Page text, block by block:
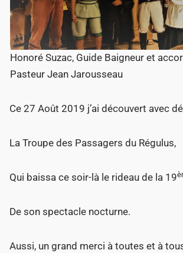
Honoré Suzac, Guide Baigneur et
Pasteur Jean Jarousseau
Ce 27 Août 2019 j’ai découvert avec
La Troupe des Passagers du Régulus,
Qui baissa ce soir-là le rideau de la 19
De son spectacle nocturne.
Aussi, un grand merci à toutes et à